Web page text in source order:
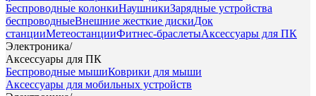
Беспроводные колонкиНаушникиЗарядные устройства
беспроводныеВнешние жесткие дискиДок
станцииМетеостанцииФитнес-браслетыАксессуары для ПК
Электроника/
Аксессуары для ПК
Беспроводные мышиКоврики для мыши
Аксессуары для мобильных устройств